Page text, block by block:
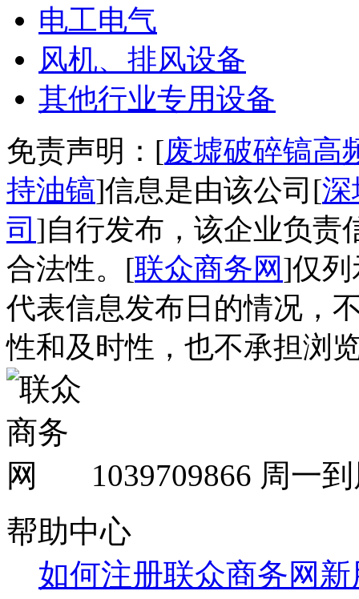
电工电气
风机、排风设备
其他行业专用设备
免责声明：[废墟破碎镐高
持油镐]信息是由该公司[深
司 ]自行发布，该企业负责
合法性。[联众商务网]仅列
代表信息发布日的情况，
性和及时性，也不承担浏
1039709866 周一
帮助中心
如何注册联众商务网